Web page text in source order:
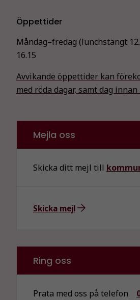
Öppettider
Måndag–fredag (lunchstängt
16.15
Avvikande öppettider kan
med röda dagar, samt dag innan
Mejla oss
Skicka ditt mejl till
Skicka mejl
Ring oss
Prata med oss på telefon